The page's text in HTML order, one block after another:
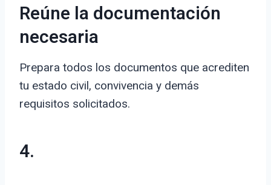
Reúne la documentación
necesaria
Prepara todos los documentos que acrediten
tu estado civil, convivencia y demás
requisitos solicitados.
4.